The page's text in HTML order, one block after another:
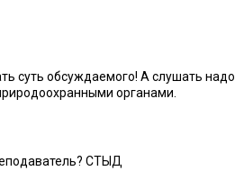
суть обсуждаемого! А слушать надо
органами.
СТЫД